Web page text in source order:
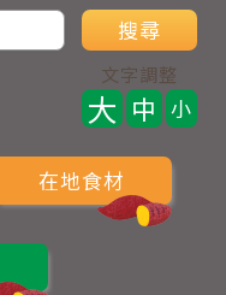
搜尋
文字調整
大 中 小
在地食材